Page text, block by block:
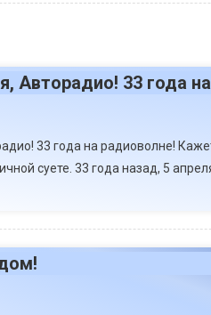
Авторадио! 33 года
33 года на радиоволне!
суете. 33 года назад, 5